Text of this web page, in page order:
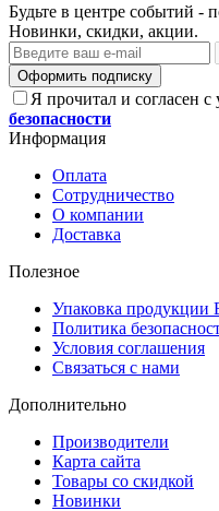
Будьте в центре событий -
Новинки, скидки, акции.
Оформить подписку
Я прочитал и согласен с
безопасности
Информация
Оплата
Сотрудничество
О компании
Доставка
Полезное
Упаковка продукции
Политика
Условия соглашения
Связаться с нами
Дополнительно
Производители
Карта сайта
Товары со скидкой
Новинки